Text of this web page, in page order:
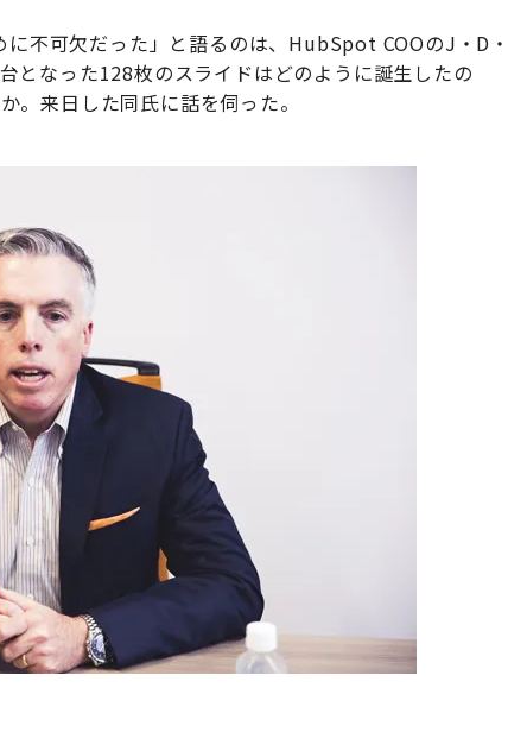
不可欠だった」と語るのは、HubSpot COOのJ・D・
となった128枚のスライドはどのように誕生したの
。来日した同氏に話を伺った。